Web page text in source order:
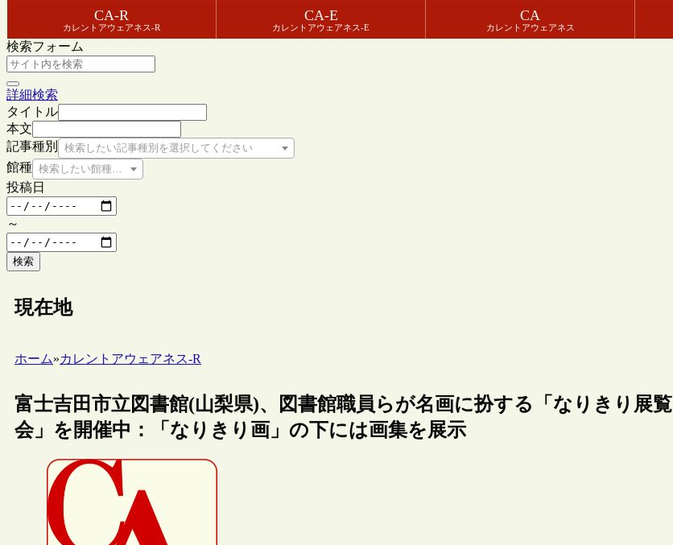
CA-R
カレントアウェアネス-R
CA-E
カレントアウェアネス-E
CA
カレントアウェアネス
検索フォーム
詳細検索
タイトル
本文
記事種別
検索したい記事種別を選択してください
館種 検索したい館種を選択してください
投稿日
～
検索
現在地
ホーム»カレントアウェアネス-R
富士吉田市立図書館(山梨県)、図書館職員らが名画に扮する「なりきり展覧
会」を開催中：「なりきり画」の下には画集を展示